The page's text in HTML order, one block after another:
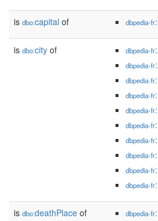
is dbo:capital of dbpedia-fr
is dbo:city of dbpedia-fr
dbpedia-fr
dbpedia-fr
dbpedia-fr
dbpedia-fr
dbpedia-fr
dbpedia-fr
dbpedia-fr
dbpedia-fr
dbpedia-fr
is dbo:deathPlace of dbpedia-fr